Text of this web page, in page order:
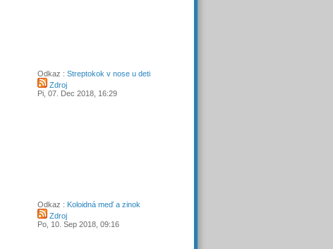
Odkaz :Streptokok v nose u deti
Zdroj
Pi, 07. Dec 2018, 16:29
Odkaz : Koloidná meď a zinok
Zdroj
Po, 10. Sep 2018, 09:16